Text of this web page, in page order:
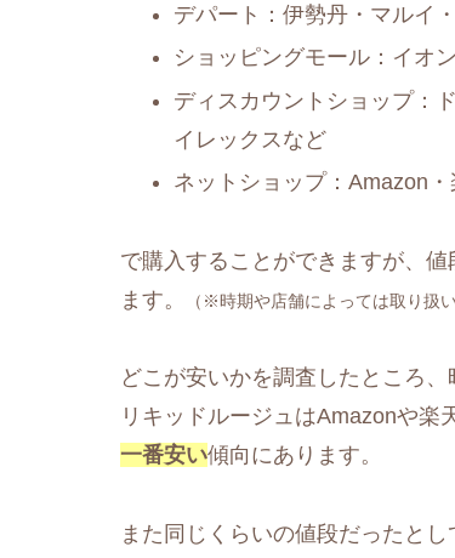
デパート：伊勢丹・マルイ
ショッピングモール：イオ
ディスカウントショップ：
イレックスなど
ネットショップ：Amazon
で購入することができますが、
ます。
（※時期や店舗によっては取り扱
どこが安いかを調査したところ
リキッドルージュはAmazonや楽
一番安い傾向にあります。
また同じくらいの値段だったと